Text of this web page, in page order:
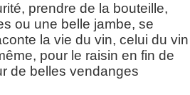
prendre de la bouteille,
ou une belle jambe, se
la vie du vin, celui du vin
pour le raisin en fin de
de belles vendanges